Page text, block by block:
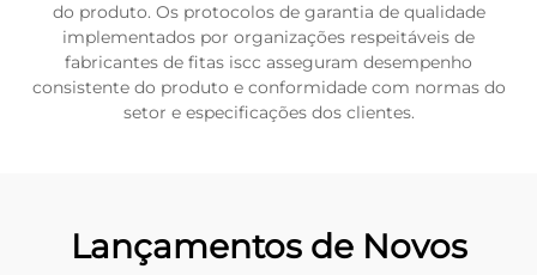
do produto. Os protocolos de garantia de qualidade
implementados por organizações respeitáveis de
fabricantes de fitas iscc asseguram desempenho
consistente do produto e conformidade com normas do
setor e especificações dos clientes.
Lançamentos de Novos